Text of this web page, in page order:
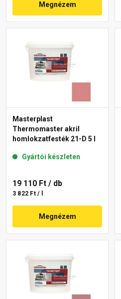
Megnézem
Masterplast
Thermomaster akril
homlokzatfesték 21-D 5 l
Gyártói készleten
19 110 Ft / db
3 822 Ft / l
Megnézem